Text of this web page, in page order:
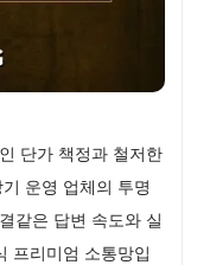
단가 책정과 철저한
운영 업체의 투명
같은 답변 속도와 실
프리미엄 소통망입